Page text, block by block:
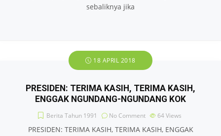
sebaliknya jika
18 APRIL 2018
PRESIDEN: TERIMA KASIH, TERIMA KASIH,
ENGGAK NGUNDANG-NGUNDANG KOK
Berita Tahun 1991 No Comment 64Views
PRESIDEN: TERIMA KASIH, TERIMA KASIH, ENGGAK